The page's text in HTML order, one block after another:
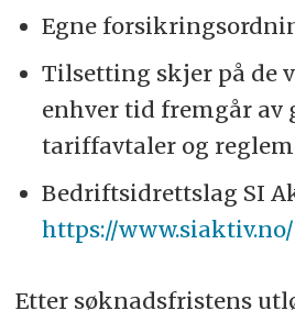
Egne
Tilsetting skjer på de
enhver tid fremgår av
tariffavtaler og
Bedriftsidrettslag SI
https://www.siaktiv.no/
Etter søknadsfristens